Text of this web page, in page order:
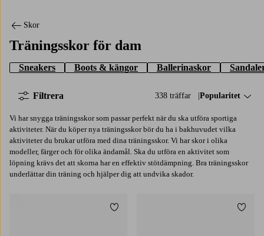
Skor
Träningsskor för dam
Sneakers Boots & kängor Ballerinaskor
338 träffar Sortera på:
Popularitet
Filtrera
Vi har snygga träningsskor som passar perfekt när du ska utföra sportiga
aktiviteter. När du köper nya träningsskor bör du ha i bakhuvudet vilka
aktiviteter du brukar utföra med dina träningsskor. Vi har skor i olika
modeller, färger och för olika ändamål. Ska du utföra en aktivitet som
löpning krävs det att skorna har en effektiv stötdämpning. Bra träningsskor
underlättar din träning och hjälper dig att undvika skador.
Lägg till i favoriter